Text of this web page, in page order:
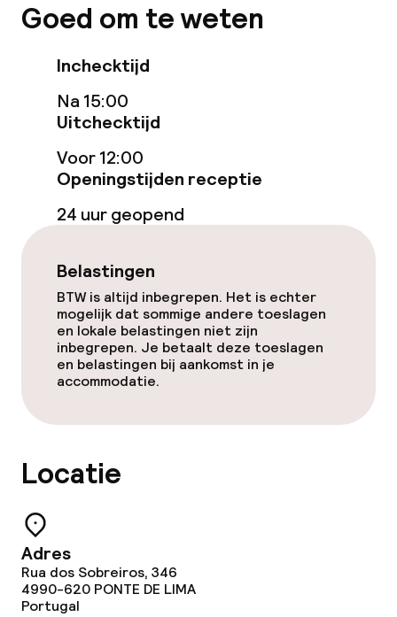
Voor toegankelijkheid
geoptimaliseerde kamers beschikbaar
Aansluitende kamers beschikbaar
Voor toegankelijkheid
geoptimaliseerde kamers beschikbaar
Zwemmen & wellness
Zoetwater binnenzwembad
Turks stoombad (hamam)
Spa behandelingen
Entertainment
Tuin
Terras
Goed om te weten
Inchecktijd
Na 15:00
Uitchecktijd
Voor 12:00
Openingstijden receptie
24 uur geopend
Belastingen
BTW is altijd inbegrepen. Het is echter
mogelijk dat sommige andere toeslagen
en lokale belastingen niet zijn
inbegrepen. Je betaalt deze toeslagen
en belastingen bij aankomst in je
accommodatie.
Locatie
Adres
Rua dos Sobreiros, 346
4990-620 PONTE DE LIMA
Portugal